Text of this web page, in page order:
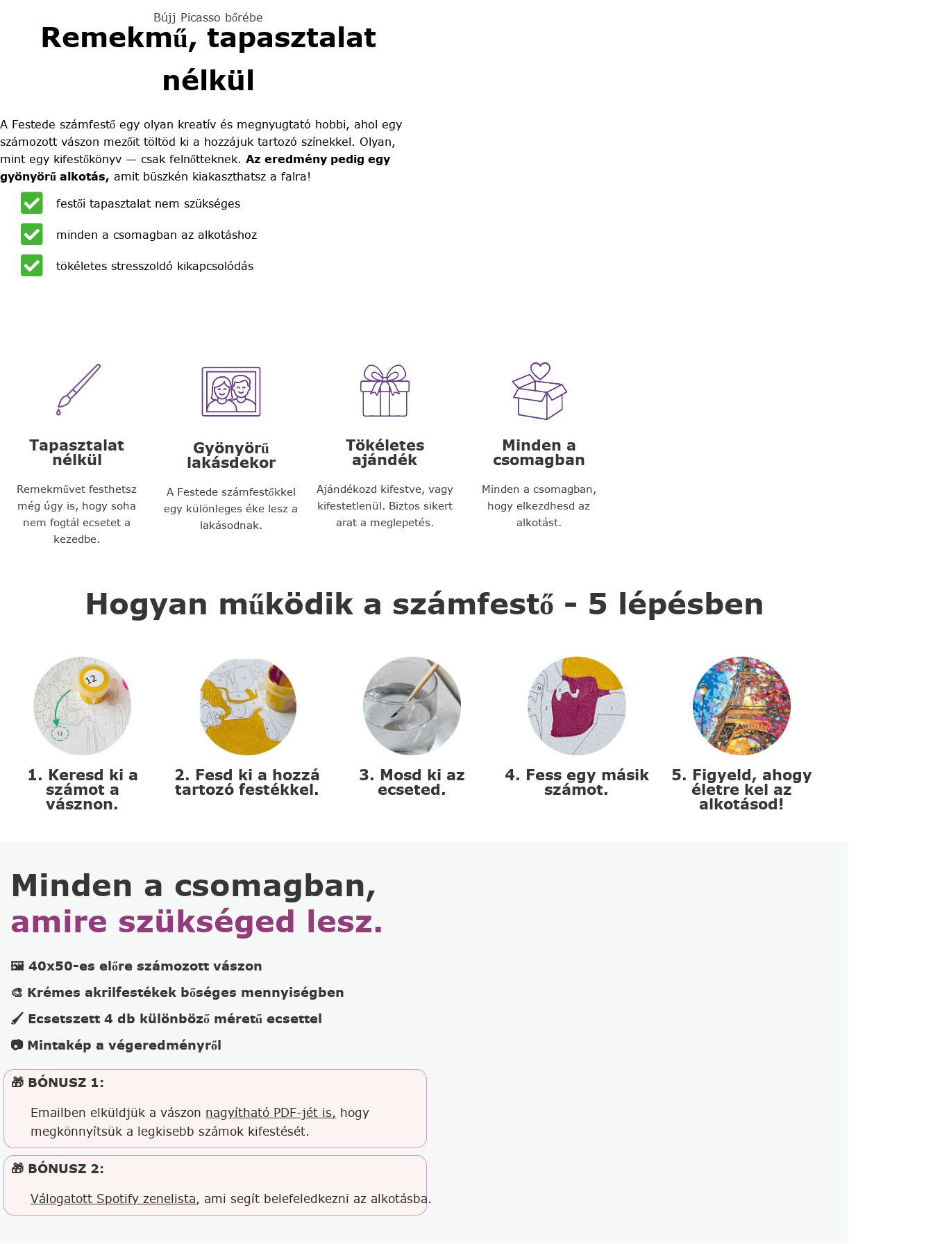
Bújj Picasso bőrébe
Remekmű, tapasztalat
nélkül
A Festede számfestő egy olyan kreatív és megnyugtató hobbi, ahol egy
számozott vászon mezőit töltöd ki a hozzájuk tartozó színekkel. Olyan,
mint egy kifestőkönyv — csak felnőtteknek. Az eredmény pedig egy
gyönyörű alkotás, amit büszkén kiakaszthatsz a falra!
festői tapasztalat nem szükséges
minden a csomagban az alkotáshoz
tökéletes stresszoldó kikapcsolódás
Tapasztalat
nélkül
Remekművet festhetsz
még úgy is, hogy soha
nem fogtál ecsetet a
kezedbe.
Gyönyörű
lakásdekor
A Festede számfestőkkel
egy különleges éke lesz a
lakásodnak.
Tökéletes
ajándék
Ajándékozd kifestve, vagy
kifestetlenül. Biztos sikert
arat a meglepetés.
Minden a
csomagban
Minden a csomagban,
hogy elkezdhesd az
alkotást.
Hogyan működik a számfestő - 5 lépésben
1. Keresd ki a
számot a
vásznon.
2. Fesd ki a hozzá
tartozó festékkel.
3. Mosd ki az
ecseted.
4. Fess egy másik
számot.
5. Figyeld, ahogy
életre kel az
alkotásod!
Minden a csomagban,
amire szükséged lesz.
🖼️ 40x50-es előre számozott vászon
🎨 Krémes akrilfestékek bőséges mennyiségben
🖌️ Ecsetszett 4 db különböző méretű ecsettel
📷 Mintakép a végeredményről
🎁 BÓNUSZ 1:
Emailben elküldjük a vászon nagyítható PDF-jét is, hogy
megkönnyítsük a legkisebb számok kifestését.
🎁 BÓNUSZ 2:
Válogatott Spotify zenelista, ami segít belefeledkezni az alkotásba.